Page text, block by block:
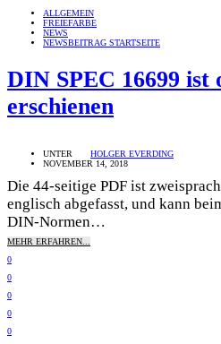
ALLGEMEIN
FREIEFARBE
NEWS
NEWSBEITRAG STARTSEITE
DIN SPEC 16699 ist
erschienen
UNTER
HOLGER EVERDING
NOVEMBER 14, 2018
Die 44-seitige PDF ist
englisch abgefasst, und kann
DIN-Normen…
MEHR ERFAHREN...
0
0
0
0
0